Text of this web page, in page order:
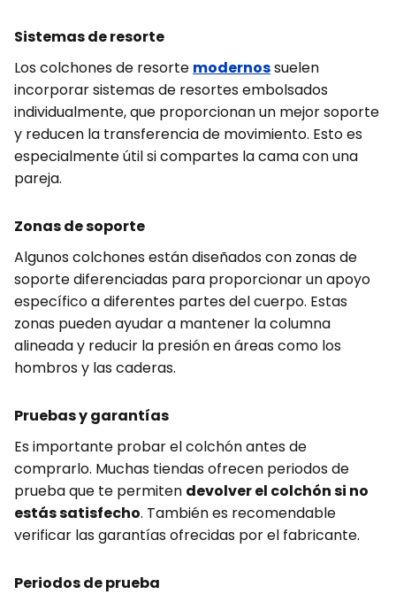
Sistemas de resorte
Los colchones de resorte modernossuelen
incorporar sistemas de resortes embolsados
individualmente, que proporcionan un mejor soporte
y reducen la transferencia de movimiento. Esto es
especialmente útil si compartes la cama con una
pareja.
Zonas de soporte
Algunos colchones están diseñados con zonas de
soporte diferenciadas para proporcionar un apoyo
específico a diferentes partes del cuerpo. Estas
zonas pueden ayudar a mantener la columna
alineada y reducir la presión en áreas como los
hombros y las caderas.
Pruebas y garantías
Es importante probar el colchón antes de
comprarlo. Muchas tiendas ofrecen periodos de
prueba que te permiten devolver el colchón si no
estás satisfecho. También es recomendable
verificar las garantías ofrecidas por el fabricante.
Periodos de prueba